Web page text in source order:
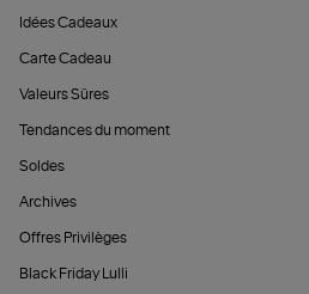
Idées Cadeaux
Carte Cadeau
Valeurs Sûres
Tendances du moment
Soldes
Archives
Offres Privilèges
Black Friday Lulli